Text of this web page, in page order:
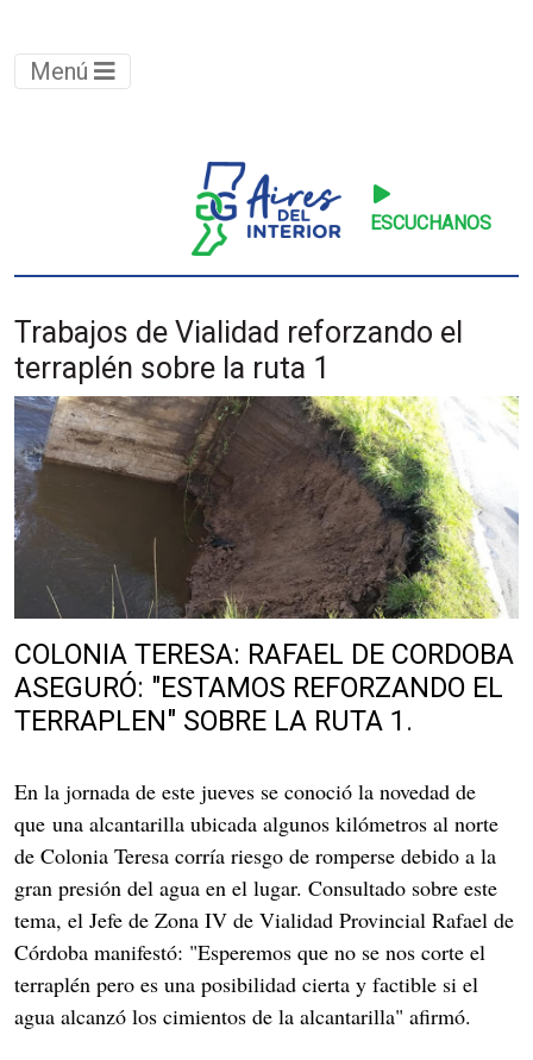
Menú
ESCUCHANOS
Trabajos de Vialidad reforzando el
terraplén sobre la ruta 1
COLONIA TERESA: RAFAEL DE CORDOBA
ASEGURÓ: "ESTAMOS REFORZANDO EL
TERRAPLEN" SOBRE LA RUTA 1 .
En la jornada de este jueves se conoció la novedad de
que una alcantarilla ubicada algunos kilómetros al norte
de Colonia Teresa corría riesgo de romperse debido a la
gran presión del agua en el lugar. Consultado sobre este
tema, el Jefe de Zona IV de Vialidad Provincial Rafael de
Córdoba manifestó: "Esperemos que no se nos corte el
terraplén pero es una posibilidad cierta y factible si el
agua alcanzó los cimientos de la alcantarilla" afirmó.